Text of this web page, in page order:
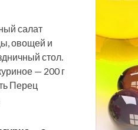
салат
овощей и
стол.
— 200 г
Перец